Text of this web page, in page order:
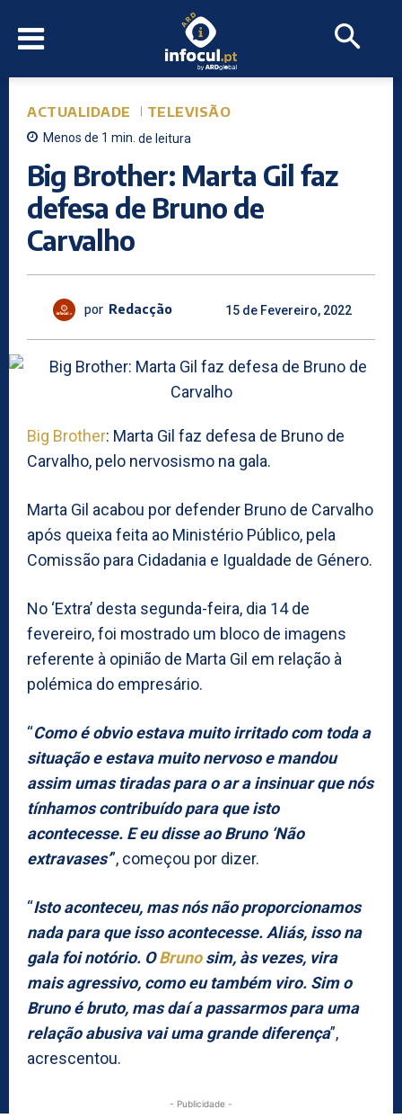
ACTUALIDADE TELEVISÃO
Menos de 1 min. de leitura
Big Brother: Marta Gil faz
defesa de Bruno de
Carvalho
por Redacção 15 de Fevereiro, 2022
Big Brother: Marta Gil faz defesa de Bruno de
Carvalho, pelo nervosismo na gala.
Marta Gil acabou por defender Bruno de Carvalho
após queixa feita ao Ministério Público, pela
Comissão para Cidadania e Igualdade de Género.
No ‘Extra’ desta segunda-feira, dia 14 de
fevereiro, foi mostrado um bloco de imagens
referente à opinião de Marta Gil em relação à
polémica do empresário.
“Como é obvio estava muito irritado com toda a
situação e estava muito nervoso e mandou
assim umas tiradas para o ar a insinuar que nós
tínhamos contribuído para que isto
acontecesse. E eu disse ao Bruno ‘Não
extravases’”, começou por dizer.
“Isto aconteceu, mas nós não proporcionamos
nada para que isso acontecesse. Aliás, isso na
gala foi notório. OBrunosim, às vezes, vira
mais agressivo, como eu também viro. Sim o
Bruno é bruto, mas daí a passarmos para uma
relação abusiva vai uma grande diferença”,
acrescentou.
- Publicidade -